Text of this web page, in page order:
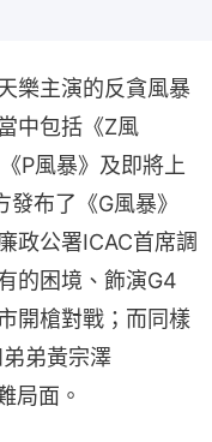
樂主演的反貪風暴
中包括《Z風
P風暴》及即將上
布了《G風暴》
政公署ICAC首席調
的困境、飾演G4
開槍對戰；而同樣
弟黃宗澤
局面。